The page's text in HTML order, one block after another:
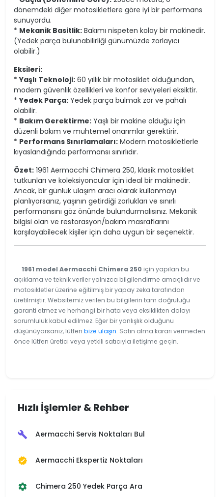
dönemdeki diğer motosikletlere göre iyi bir performans
sunuyordu.
* Mekanik Basitlik: Bakımı nispeten kolay bir makinedir.
(Yedek parça bulunabilirliği günümüzde zorlayıcı
olabilir.)
Eksileri:
*Yaşlı Teknoloji: 60 yıllık bir motosiklet olduğundan,
modern güvenlik özellikleri ve konfor seviyeleri eksiktir.
*Yedek Parça: Yedek parça bulmak zor ve pahalı
olabilir.
* Bakım Gerektirme: Yaşlı bir makine olduğu için
düzenli bakım ve muhtemel onarımlar gerektirir.
* Performans Sınırlamaları: Modern motosikletlerle
kıyaslandığında performansı sınırlıdır.
Özet: 1961 Aermacchi Chimera 250, klasik motosiklet
tutkunları ve koleksiyoncular için ideal bir makinedir.
Ancak, bir günlük ulaşım aracı olarak kullanmayı
planlıyorsanız, yaşının getirdiği zorlukları ve sınırlı
performansını göz önünde bulundurmalısınız. Mekanik
bilgisi olan ve restorasyon/bakım masraflarını
karşılayabilecek kişiler için daha uygun bir seçenektir.
1961 model Aermacchi Chimera 250 için yapılan bu
açıklama ve teknik veriler yalnızca bilgilendirme amaçlıdır ve
motosikletler üzerine eğitilmiş bir yapay zeka tarafından
üretilmiştir. Websitemiz verilen bu bilgilerin tam doğruluğu
garanti etmez ve herhangi bir hata veya eksiklikten dolayı
sorumluluk kabul edilmez. Eğer bir yanlışlık olduğunu
düşünüyorsanız, lütfen bize ulaşın. Satın alma kararı vermeden
önce lütfen üretici veya yetkili satıcıyla iletişime geçin.
Hızlı İşlemler & Rehber
build Aermacchi Servis Noktaları Bul
verified Aermacchi Ekspertiz Noktaları
settings Chimera 250 Yedek Parça Ara